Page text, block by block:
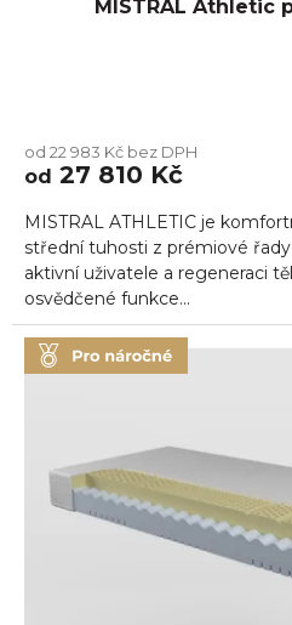
MISTRAL Athletic
od 22 983 Kč bez DPH
od 27 810 Kč
MISTRAL ATHLETIC je
střední tuhosti z prémiové řady
aktivní uživatele a regeneraci
osvědčené funkce...